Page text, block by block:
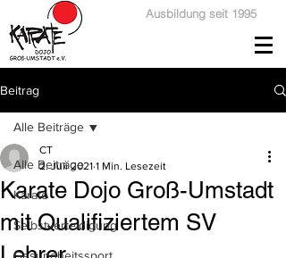
Ausbildung seit 1995
Beitrag
Alle Beiträge
Karate
Selbstverteidigung
Alle Beiträge
Karate Dojo Groß-Umstadt
mit Qualifiziertem SV
CT
2. Juli 2021 1 Min. Lesezeit